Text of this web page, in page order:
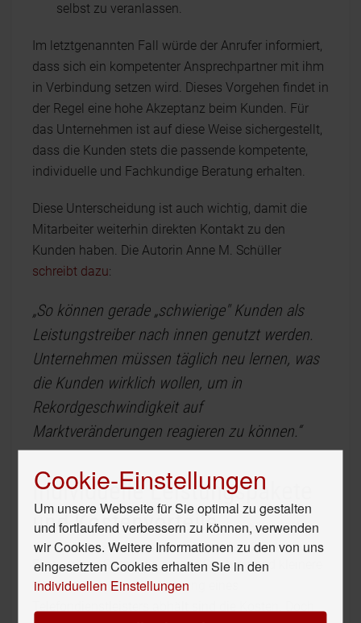
selbst zu veranlassen.
Im letztgenannten Fall würde der Anrufer informiert,
dass sich ein kompetenter Ansprechpartner mit ihm
in Verbindung setzen wird. Dieses Vorgehen findet in
der Regel eine hohe Akzeptanz beim Kunden. Für
das Unternehmen ist auf diese Weise sichergestellt,
dass die Kunden stets die passende kompetente,
individuelle und Fachkundige Beratung erhalten.
Diese Unterscheidung ist auch wichtig, damit die
Mitarbeiter weiterhin direkten Kontakt zu den
Kunden haben. Die Autorin Anne M. Schüller
schreibt dazu:
„So können gerade „schwierige" Kunden als
Leistungstreiber nach innen genutzt werden.
Unternehmen müssen täglich neu lernen, was
die Kunden wirklich wollen, um in
Rekordgeschwindigkeit auf
Marktveränderungen reagieren zu können.“
Individuelle Leistungspakete
und Kostenvorteile
Eine weitere Sorge, die gerade Startups und kleinere
Unternehmen von der Nutzung eines
Cookie-Einstellungen
Um unsere Webseite für Sie optimal zu gestalten
und fortlaufend verbessern zu können, verwenden
wir Cookies. Weitere Informationen zu den von uns
eingesetzten Cookies erhalten Sie in den
individuellen Einstellungen